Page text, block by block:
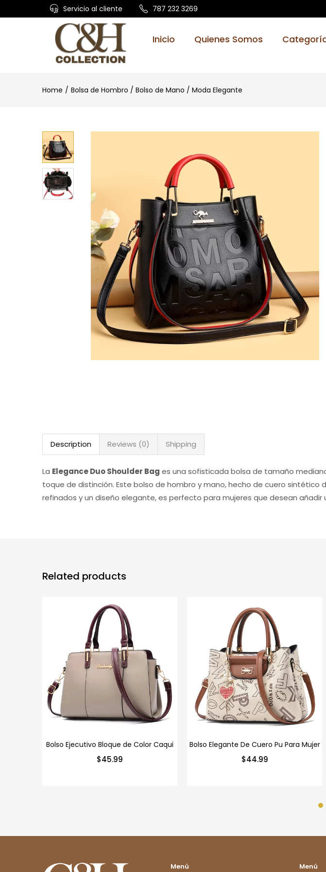
Servicio al cliente 787 232 3269
Inicio Quienes Somos
Home Bolsa de Hombro / Bolso de Mano / Moda Elegante
Description Reviews (0) Shipping
La Elegance Duo Shoulder Bag es una sofisticada bolsa de tamaño
toque de distinción. Este bolso de hombro y mano, hecho de cuero
refinados y un diseño elegante, es perfecto para mujeres que desean
Related products
Bolso Ejecutivo Bloque de Color Caqui
$45.99
Bolso Elegante De Cuero Pu Para Mujer
$44.99
Menú Menú